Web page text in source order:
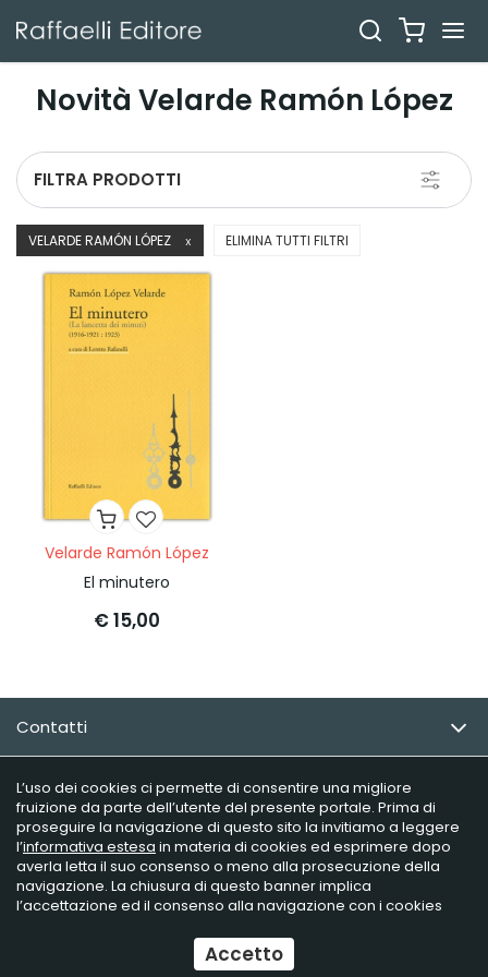
Novità Velarde Ramón López
Toggle
FILTRA PRODOTTI
VELARDE RAMÓN LÓPEZ X ELIMINA TUTTI FILTRI
Velarde Ramón López
El minutero
€ 15,00
Contatti
Email Newsletter
Info utili
Raffaelli Editore - P.iva 02181230406
Ecommerce by Daisuke
L’uso dei cookies ci permette di consentire una migliore
fruizione da parte dell’utente del presente portale. Prima di
proseguire la navigazione di questo sito la invitiamo a leggere
l’informativa estesa in materia di cookies ed esprimere dopo
averla letta il suo consenso o meno alla prosecuzione della
navigazione. La chiusura di questo banner implica
l’accettazione ed il consenso alla navigazione con i cookies
Accetto